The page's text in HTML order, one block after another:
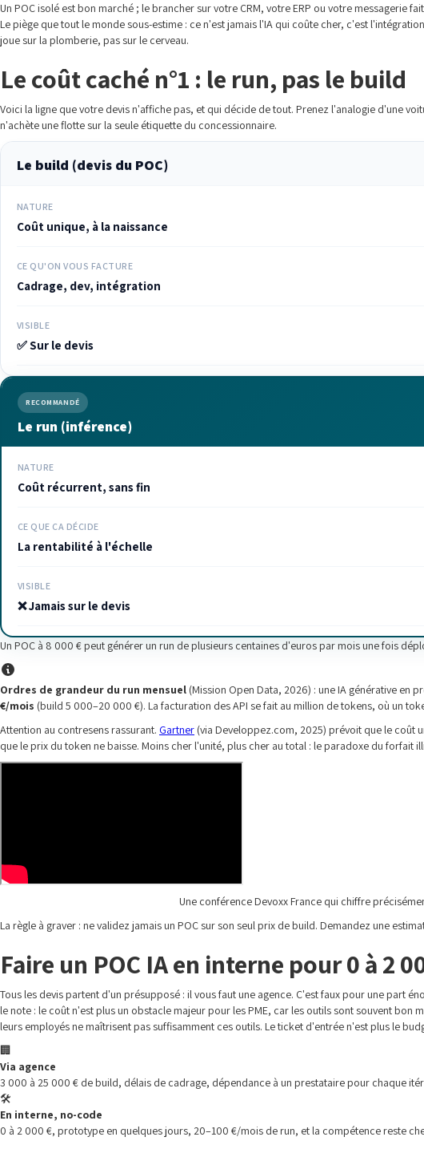
Un POC isolé est bon marché ; le brancher sur votre CRM, votre ERP ou votre
Le piège que tout le monde sous-estime : ce n'est jamais l'IA qui coûte cher, c'est
joue sur la plomberie, pas sur le cerveau.
Le coût caché n°1 : le run, pas le build
Voici la ligne que votre devis n'affiche pas, et qui décide de tout. Prenez l'analogie d'une
n'achète une flotte sur la seule étiquette du concessionnaire.
Le build (devis du POC)
NATURE
Coût unique, à la naissance
CE QU'ON VOUS FACTURE
Cadrage, dev, intégration
VISIBLE
✅ Sur le devis
RECOMMANDÉ
Le run (inférence)
NATURE
Coût récurrent, sans fin
CE QUE ÇA DÉCIDE
La rentabilité à l'échelle
VISIBLE
❌ Jamais sur le devis
Un POC à 8 000 € peut générer un run de plusieurs centaines d'euros par mois une fois
Ordres de grandeur du run mensuel (Mission Open Data, 2026) : une IA générative en
€/mois (build 5 000–20 000 €). La facturation des API se fait au million de tokens, où un
Attention au contresens rassurant. Gartner (via Developpez.com, 2025) prévoit que le
que le prix du token ne baisse. Moins cher l'unité, plus cher au total : le paradoxe du forfait
Une conférence Devoxx France qui chiffre
La règle à graver : ne validez jamais un POC sur son seul prix de build. Demandez une
Faire un POC IA en interne pour 0 à 2
Tous les devis partent d'un présupposé : il vous faut une agence. C'est faux pour une part
le note : le coût n'est plus un obstacle majeur pour les PME, car les outils sont souvent
leurs employés ne maîtrisent pas suffisamment ces outils. Le ticket d'entrée n'est plus le
🏢
Via agence
3 000 à 25 000 € de build, délais de cadrage, dépendance à un prestataire pour chaque
🛠️
En interne, no-code
0 à 2 000 €, prototype en quelques jours, 20–100 €/mois de run, et la compétence reste